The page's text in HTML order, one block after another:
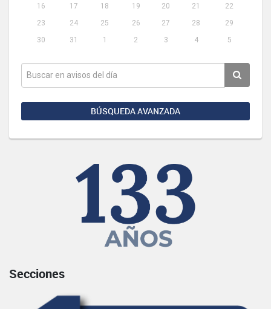
16
17 18 19 20 21
22
23
24 25 26 27 28
29
30
31 1 2 3 4 5
BÚSQUEDA AVANZADA
Secciones